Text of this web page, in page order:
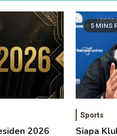
2026
5 MINS
Sports
Siapa